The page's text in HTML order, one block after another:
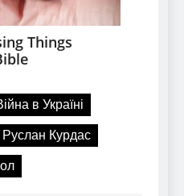
в Україні
Руслан Курдас